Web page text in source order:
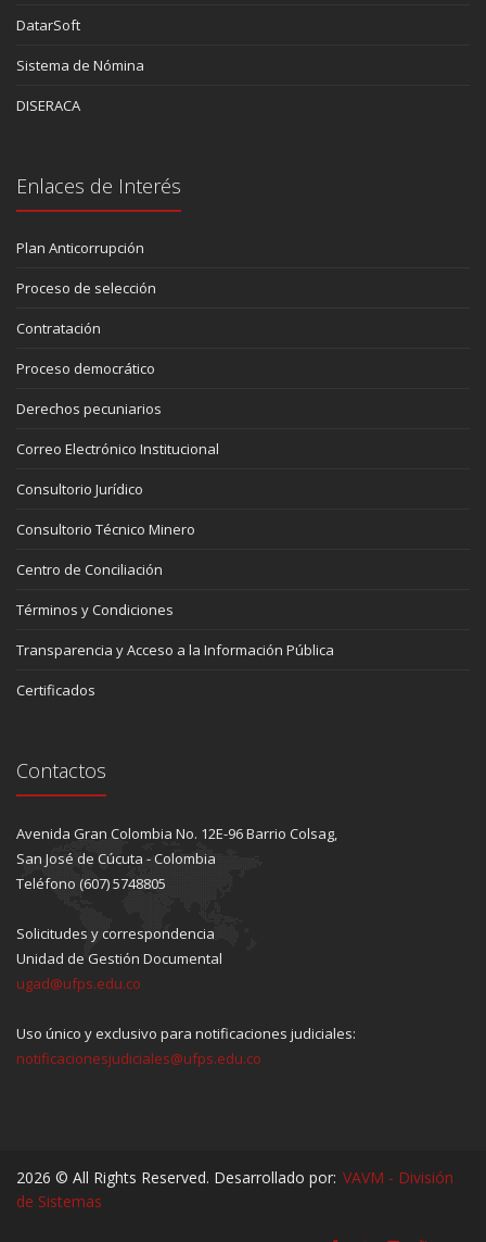
DatarSoft
Sistema de Nómina
DISERACA
Enlaces de Interés
Plan Anticorrupción
Proceso de selección
Contratación
Proceso democrático
Derechos pecuniarios
Correo Electrónico Institucional
Consultorio Jurídico
Consultorio Técnico Minero
Centro de Conciliación
Términos y Condiciones
Transparencia y Acceso a la Información Pública
Certificados
Contactos
Avenida Gran Colombia No. 12E-96 Barrio Colsag,
San José de Cúcuta - Colombia
Teléfono (607) 5748805
Solicitudes y correspondencia
Unidad de Gestión Documental
ugad@ufps.edu.co
Uso único y exclusivo para notificaciones judiciales:
notificacionesjudiciales@ufps.edu.co
2026 © All Rights Reserved. Desarrollado por: VAVM - División
de Sistemas